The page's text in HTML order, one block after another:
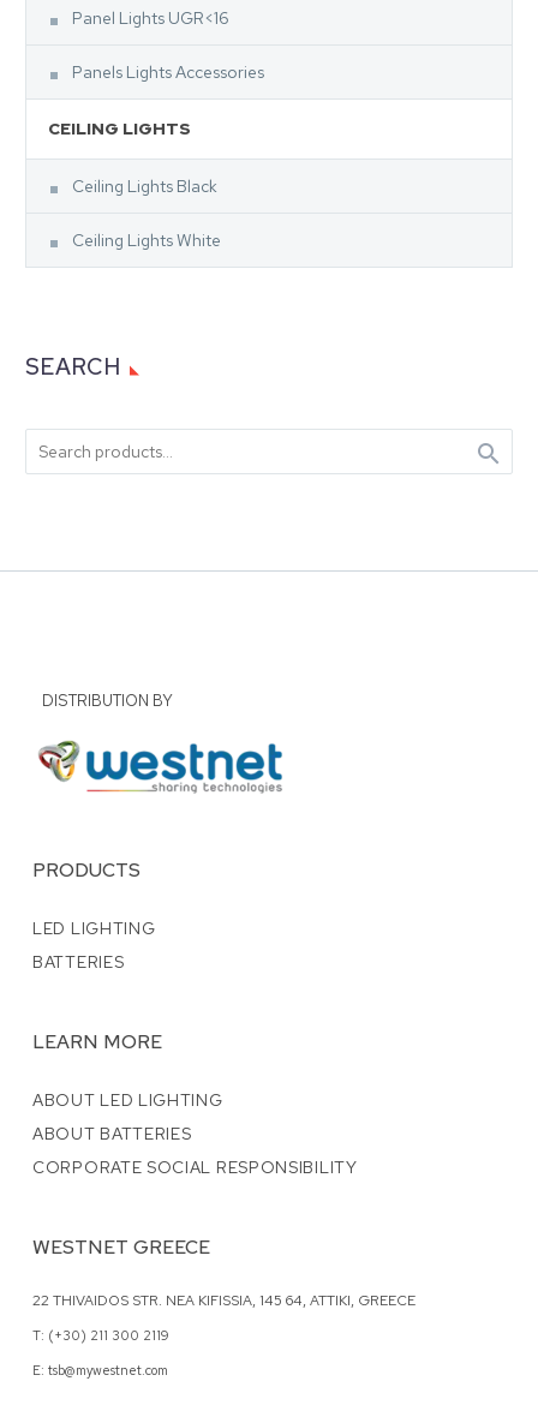
Panel Lights UGR<16
Panels Lights Accessories
CEILING LIGHTS
Ceiling Lights Black
Ceiling Lights White
SEARCH

DISTRIBUTION BY
PRODUCTS
LED LIGHTING
BATTERIES
LEARN MORE
ABOUT LED LIGHTING
ABOUT BATTERIES
CORPORATE SOCIAL RESPONSIBILITY
WESTNET GREECE
22 THIVAIDOS STR. NEA KIFISSIA, 145 64, ATTIKI, GREECE
T: (+30) 211 300 2119
E: tsb@mywestnet.com